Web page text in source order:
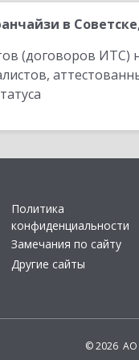
в
(договоров
Политика
конфиденциальности
Замечания по сайту
Другие сайты
© 2026 АО